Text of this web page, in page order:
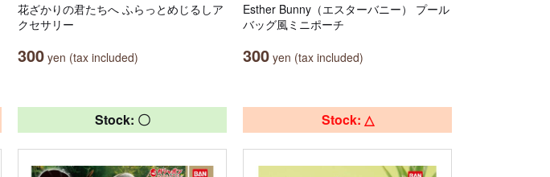
花ざかりの君たちへ ふらっとめじるしア
クセサリー
300 yen (tax included)
Esther Bunny（エスターバニー） プール
バッグ風ミニポーチ
300 yen (tax included)
Stock: 〇 Stock: △